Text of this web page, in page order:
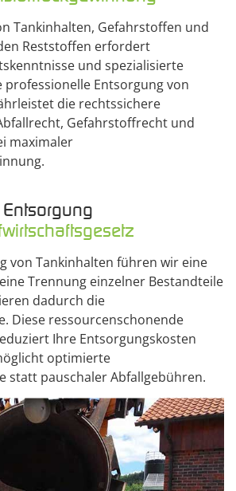
Tankinhalten, Gefahrstoffen und
Reststoffen erfordert
und spezialisierte
professionelle Entsorgung von
die rechtssichere
Gefahrstoffrecht und
maximaler
von Tankinhalten führen wir eine
Trennung einzelner Bestandteile
dadurch die
Diese ressourcenschonende
Ihre Entsorgungskosten
optimierte
statt pauschaler Abfallgebühren.